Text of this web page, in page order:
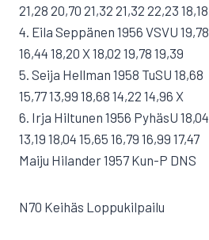
21,28 20,70 21,32 21,32 22,23 18,18
4. Eila Seppänen 1956 VSVU 19,78
16,44 18,20 X 18,02 19,78 19,39
5. Seija Hellman 1958 TuSU 18,68
15,77 13,99 18,68 14,22 14,96 X
6. Irja Hiltunen 1956 PyhäsU 18,04
13,19 18,04 15,65 16,79 16,99 17,47
Maiju Hilander 1957 Kun-P DNS
N70 Keihäs Loppukilpailu